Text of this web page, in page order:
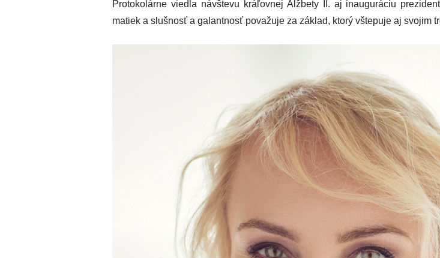
Protokolárne viedla návštevu kráľovnej Alžbety II. aj inauguráciu
matiek a slušnosť a galantnosť považuje za základ, ktorý vštepuje aj svojim